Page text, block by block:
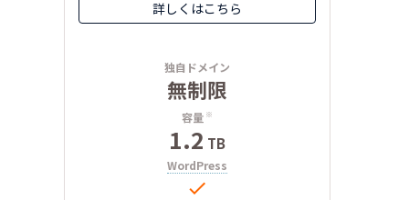
詳しくはこちら
独自ドメイン
無制限
容量 ※
1.2 TB
WordPress
